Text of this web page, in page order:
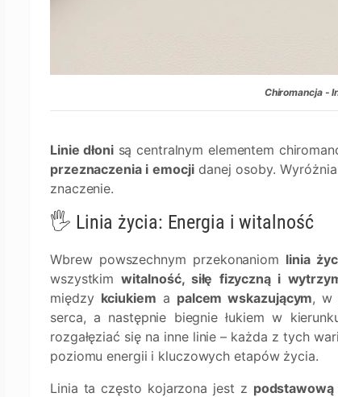
Chiromancja -
Linie dłonisą centralnym elementem
przeznaczenia i emocjidanej osoby.
znaczenie.
🖐️ Linia życia: Energia i witalność
Wbrew powszechnym przekonaniom linia
wszystkimwitalność, siłę fizyczną i
między kciukiem a palcem wskazującym, w
serca, a następnie biegnie łukiem w
rozgałęziać się na inne linie – każda z tych
poziomu energii i kluczowych etapów życia.
Linia ta często kojarzona jest z